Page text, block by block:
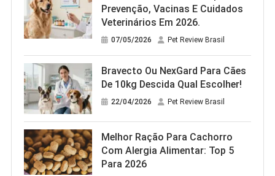
Prevenção, Vacinas E Cuidados
Veterinários Em 2026.
07/05/2026 Pet Review Brasil
Bravecto Ou NexGard Para Cães
De 10kg Descida Qual Escolher!
22/04/2026 Pet Review Brasil
Melhor Ração Para Cachorro
Com Alergia Alimentar: Top 5
Para 2026